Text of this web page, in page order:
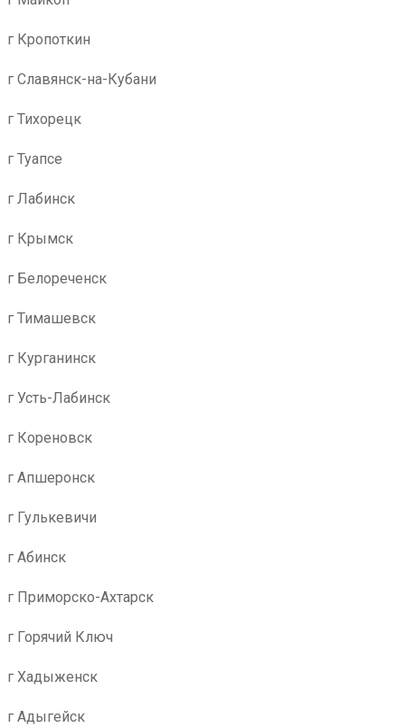
г Кропоткин
г Славянск-на-Кубани
г Тихорецк
г Туапсе
г Лабинск
г Крымск
г Белореченск
г Тимашевск
г Курганинск
г Усть-Лабинск
г Кореновск
г Апшеронск
г Гулькевичи
г Абинск
г Приморско-Ахтарск
г Горячий Ключ
г Хадыженск
г Адыгейск